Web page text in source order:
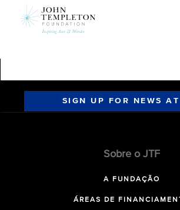
SIGN UP FOR NEWS
Sobre o JTF
A FUNDAÇÃO
ÁREAS DE